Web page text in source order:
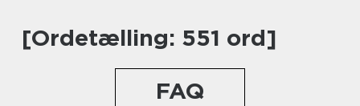
[Ordetælling: 551 ord]
FAQ